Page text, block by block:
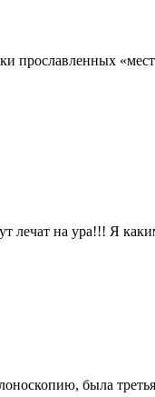
прославленных
на ура!!! Я
была